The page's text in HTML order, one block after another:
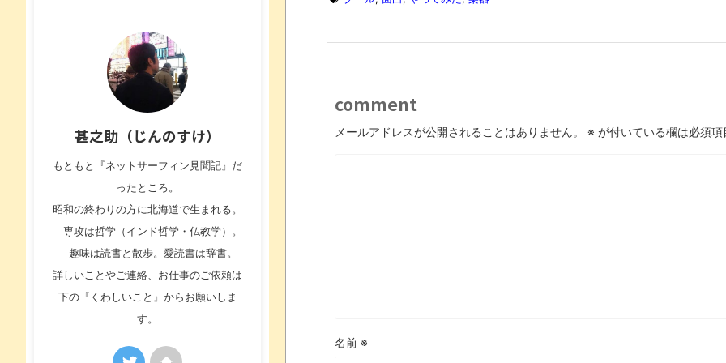
comment
メールアドレスが公開されることはありません。 ※ が付いている欄は必須項
名前 ※
甚之助（じんのすけ）
もともと『ネットサーフィン見聞記』だ
ったところ。
昭和の終わりの方に北海道で生まれる。
専攻は哲学（インド哲学・仏教学）。
趣味は読書と散歩。愛読書は辞書。
詳しいことやご連絡、お仕事のご依頼は
下の『くわしいこと』からお願いしま
す。